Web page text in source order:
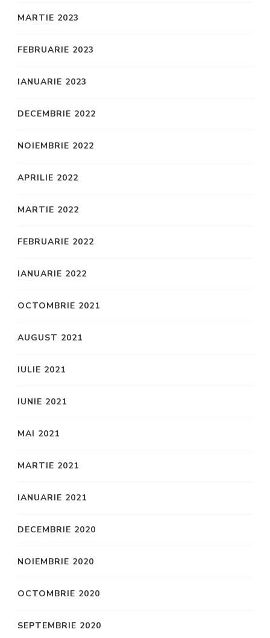
MARTIE 2023
FEBRUARIE 2023
IANUARIE 2023
DECEMBRIE 2022
NOIEMBRIE 2022
APRILIE 2022
MARTIE 2022
FEBRUARIE 2022
IANUARIE 2022
OCTOMBRIE 2021
AUGUST 2021
IULIE 2021
IUNIE 2021
MAI 2021
MARTIE 2021
IANUARIE 2021
DECEMBRIE 2020
NOIEMBRIE 2020
OCTOMBRIE 2020
SEPTEMBRIE 2020